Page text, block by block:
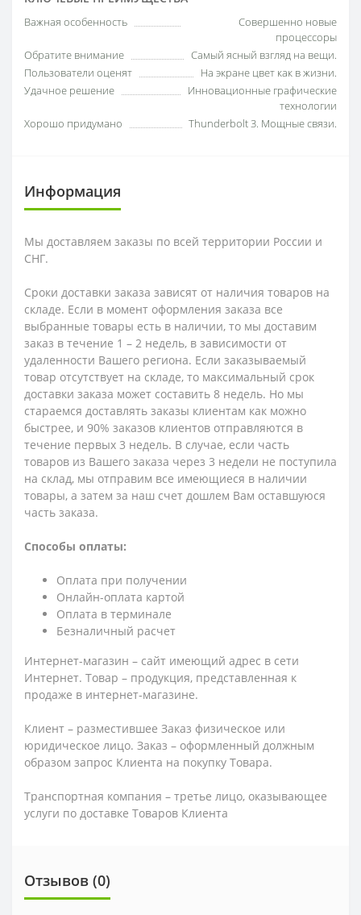
Важная особенность
Совершенно новые
процессоры
Обратите внимание
Самый ясный взгляд на вещи.
Пользователи оценят
На экране цвет как в жизни.
Удачное решение
Инновационные графические
технологии
Хорошо придумано
Thunderbolt 3. Мощные связи.
Информация
Мы доставляем заказы по всей территории России и
СНГ.
Сроки доставки заказа зависят от наличия товаров на
складе. Если в момент оформления заказа все
выбранные товары есть в наличии, то мы доставим
заказ в течение 1 – 2 недель, в зависимости от
удаленности Вашего региона. Если заказываемый
товар отсутствует на складе, то максимальный срок
доставки заказа может составить 8 недель. Но мы
стараемся доставлять заказы клиентам как можно
быстрее, и 90% заказов клиентов отправляются в
течение первых 3 недель. В случае, если часть
товаров из Вашего заказа через 3 недели не поступила
на склад, мы отправим все имеющиеся в наличии
товары, а затем за наш счет дошлем Вам оставшуюся
часть заказа.
Способы оплаты:
Оплата при получении
Онлайн-оплата картой
Оплата в терминале
Безналичный расчет
Интернет-магазин – сайт имеющий адрес в сети
Интернет. Товар – продукция, представленная к
продаже в интернет-магазине.
Клиент – разместившее Заказ физическое или
юридическое лицо. Заказ – оформленный должным
образом запрос Клиента на покупку Товара.
Транспортная компания – третье лицо, оказывающее
услуги по доставке Товаров Клиента
Отзывов (0)